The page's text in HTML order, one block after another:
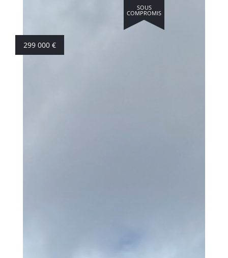
SOUS
COMPROMIS
299 000 €